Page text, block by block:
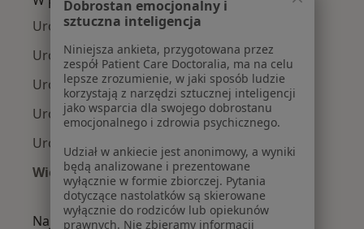
Urolodzy w Legnicy
Urolodzy w Wałbrzychu
Urolodzy w Bolesławcu
Urolodzy w Jaworze
Urolodzy w Kamiennej Górze
Więcej (5)
Więcej w kategorii: W pobliżu Jeleniej Góry
Najczęście leczone choroby
Dobrostan emocjonalny i
sztuczna inteligencja
Niniejsza ankieta, przygotowana przez
zespół Patient Care Doctoralia, ma na celu
lepsze zrozumienie, w jaki sposób ludzie
korzystają z narzędzi sztucznej inteligencji
jako wsparcia dla swojego dobrostanu
emocjonalnego i zdrowia psychicznego.
Udział w ankiecie jest anonimowy, a wyniki
będą analizowane i prezentowane
wyłącznie w formie zbiorczej. Pytania
dotyczące nastolatków są skierowane
wyłącznie do rodziców lub opiekunów
prawnych. Nie zbieramy informacji